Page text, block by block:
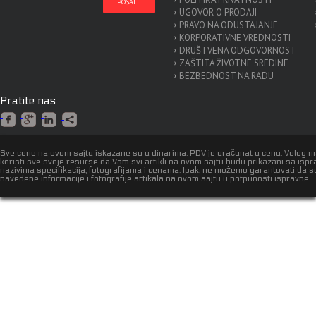
UGOVOR O PRODAJI
PRAVO NA ODUSTAJANJE
KORPORATIVNE VREDNOSTI
DRUŠTVENA ODGOVORNOST
ZAŠTITA ŽIVOTNE SREDINE
BEZBEDNOST NA RADU
Pratite nas
Sve cene na ovom sajtu iskazane su u dinarima. PDV je uračunat u cenu. Velog
koristi sve svoje resurse da Vam svi artikli na ovom sajtu budu prikazani sa
nazivima specifikacija, fotografijama i cenama. Ipak, ne možemo garantovati da
navedene informacije i fotografije artikala na ovom sajtu u potpunosti ispravne.